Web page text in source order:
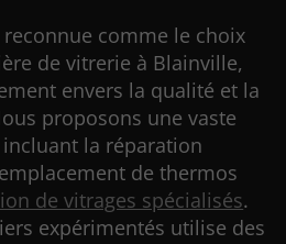
comme le choix
de vitrerie à Blainville,
envers la qualité et la
proposons une vaste
la réparation
de thermos
de vitrages spécialisés.
expérimentés utilise des